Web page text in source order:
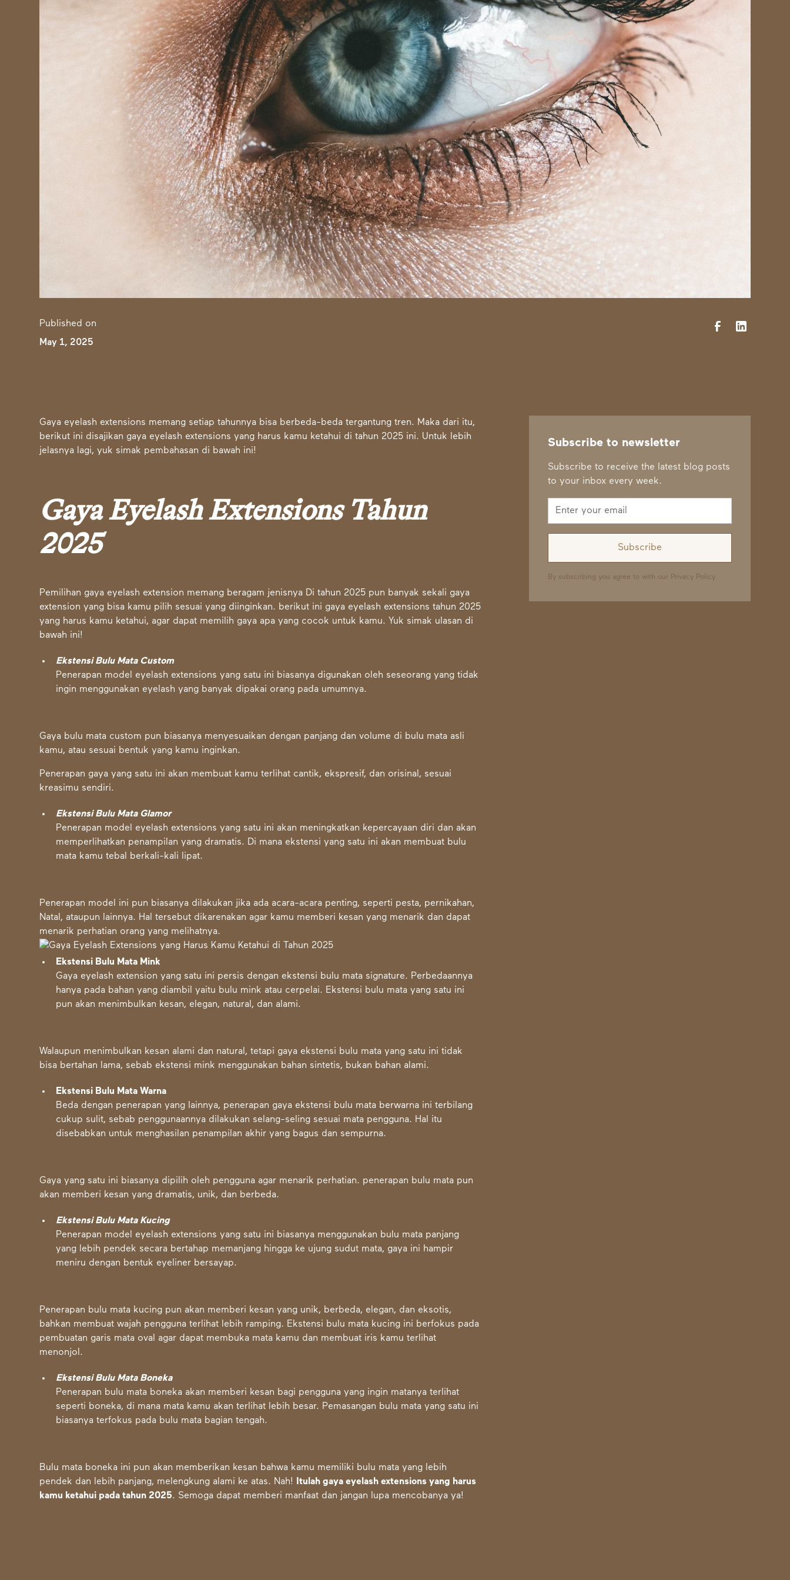
Published on
May 1, 2025
Gaya eyelash extensions memang setiap tahunnya bisa berbeda-beda tergantung tren. Maka dari itu,
berikut ini disajikan gaya eyelash extensions yang harus kamu ketahui di tahun 2025 ini. Untuk lebih
jelasnya lagi, yuk simak pembahasan di bawah ini!
Gaya Eyelash Extensions Tahun
2025
Pemilihan gaya eyelash extension memang beragam jenisnya Di tahun 2025 pun banyak sekali gaya
extension yang bisa kamu pilih sesuai yang diinginkan. berikut ini gaya eyelash extensions tahun 2025
yang harus kamu ketahui, agar dapat memilih gaya apa yang cocok untuk kamu. Yuk simak ulasan di
bawah ini!
Ekstensi Bulu Mata Custom
Penerapan model eyelash extensions yang satu ini biasanya digunakan oleh seseorang yang tidak
ingin menggunakan eyelash yang banyak dipakai orang pada umumnya.
Gaya bulu mata custom pun biasanya menyesuaikan dengan panjang dan volume di bulu mata asli
kamu, atau sesuai bentuk yang kamu inginkan.
Penerapan gaya yang satu ini akan membuat kamu terlihat cantik, ekspresif, dan orisinal, sesuai
kreasimu sendiri.
Ekstensi Bulu Mata Glamor
Penerapan model eyelash extensions yang satu ini akan meningkatkan kepercayaan diri dan akan
memperlihatkan penampilan yang dramatis. Di mana ekstensi yang satu ini akan membuat bulu
mata kamu tebal berkali-kali lipat.
Penerapan model ini pun biasanya dilakukan jika ada acara-acara penting, seperti pesta, pernikahan,
Natal, ataupun lainnya. Hal tersebut dikarenakan agar kamu memberi kesan yang menarik dan dapat
menarik perhatian orang yang melihatnya.
Ekstensi Bulu Mata Mink
Gaya eyelash extension yang satu ini persis dengan ekstensi bulu mata signature. Perbedaannya
hanya pada bahan yang diambil yaitu bulu mink atau cerpelai. Ekstensi bulu mata yang satu ini
pun akan menimbulkan kesan, elegan, natural, dan alami.
Walaupun menimbulkan kesan alami dan natural, tetapi gaya ekstensi bulu mata yang satu ini tidak
bisa bertahan lama, sebab ekstensi mink menggunakan bahan sintetis, bukan bahan alami.
Ekstensi Bulu Mata Warna
Beda dengan penerapan yang lainnya, penerapan gaya ekstensi bulu mata berwarna ini terbilang
cukup sulit, sebab penggunaannya dilakukan selang-seling sesuai mata pengguna. Hal itu
disebabkan untuk menghasilan penampilan akhir yang bagus dan sempurna.
Gaya yang satu ini biasanya dipilih oleh pengguna agar menarik perhatian. penerapan bulu mata pun
akan memberi kesan yang dramatis, unik, dan berbeda.
Ekstensi Bulu Mata Kucing
Penerapan model eyelash extensions yang satu ini biasanya menggunakan bulu mata panjang
yang lebih pendek secara bertahap memanjang hingga ke ujung sudut mata, gaya ini hampir
meniru dengan bentuk eyeliner bersayap.
Penerapan bulu mata kucing pun akan memberi kesan yang unik, berbeda, elegan, dan eksotis,
bahkan membuat wajah pengguna terlihat lebih ramping. Ekstensi bulu mata kucing ini berfokus pada
pembuatan garis mata oval agar dapat membuka mata kamu dan membuat iris kamu terlihat
menonjol.
Ekstensi Bulu Mata Boneka
Penerapan bulu mata boneka akan memberi kesan bagi pengguna yang ingin matanya terlihat
seperti boneka, di mana mata kamu akan terlihat lebih besar. Pemasangan bulu mata yang satu ini
biasanya terfokus pada bulu mata bagian tengah.
Bulu mata boneka ini pun akan memberikan kesan bahwa kamu memiliki bulu mata yang lebih
pendek dan lebih panjang, melengkung alami ke atas. Nah!
Itulah gaya eyelash extensions yang harus
kamu ketahui pada tahun 2025. Semoga dapat memberi manfaat dan jangan lupa mencobanya ya!
Subscribe to newsletter
Subscribe to receive the latest blog posts
to your inbox every week.
By subscribing you agree to with our Privacy Policy.